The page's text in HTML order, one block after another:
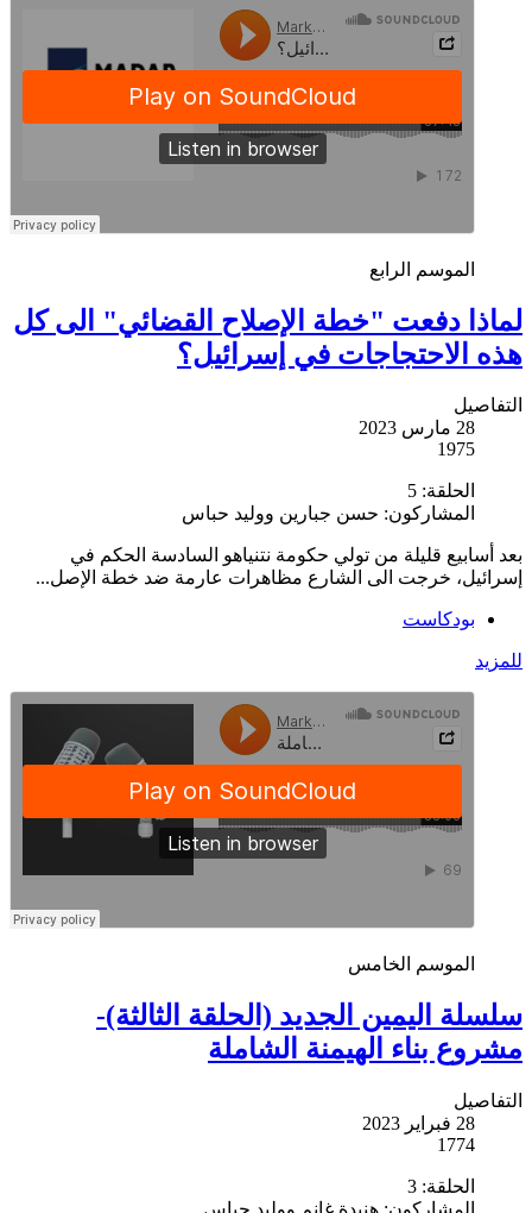
الموسم الرابع
لماذا دفعت "خطة الإصلاح القضائي" الى كل
هذه الاحتجاجات في إسرائيل؟
التفاصيل
28 مارس 2023
1975
الحلقة: 5
المشاركون: حسن جبارين ووليد حباس
بعد أسابيع قليلة من تولي حكومة نتنياهو السادسة الحكم في
إسرائيل، خرجت الى الشارع مظاهرات عارمة ضد خطة الإصل...
بودكاست
للمزيد
الموسم الخامس
سلسلة اليمين الجديد (الحلقة الثالثة)-
مشروع بناء الهيمنة الشاملة
التفاصيل
28 فبراير 2023
1774
الحلقة: 3